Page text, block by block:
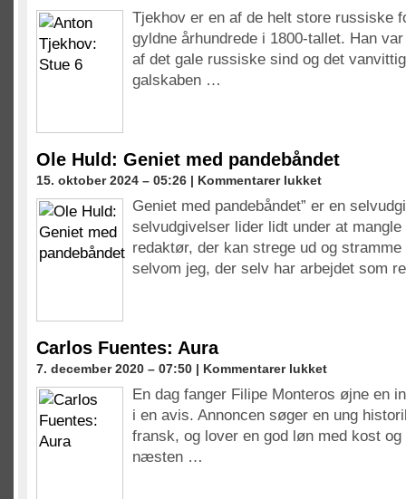
Tjekhov:
Stue
Tjekhov er en af de helt store russiske
gyldne århundrede i 1800-tallet. Han
af det gale russiske sind og det
galskaben …
Ole Huld: Geniet med pandebåndet
15. oktober 2024 – 05:26 | Kommentarer lukkettil
Huld:
Geniet
pandebåndet
Geniet med pandebåndet” er en
selvudgivelser lider lidt under at mangle
redaktør, der kan strege ud og
selvom jeg, der selv har arbejdet som
Carlos Fuentes: Aura
7. december 2020 – 07:50 | Kommentarer lukkettil
Fuentes:
Aura
En dag fanger Filipe Monteros øjne en
i en avis. Annoncen søger en ung
fransk, og lover en god løn med kost
næsten …